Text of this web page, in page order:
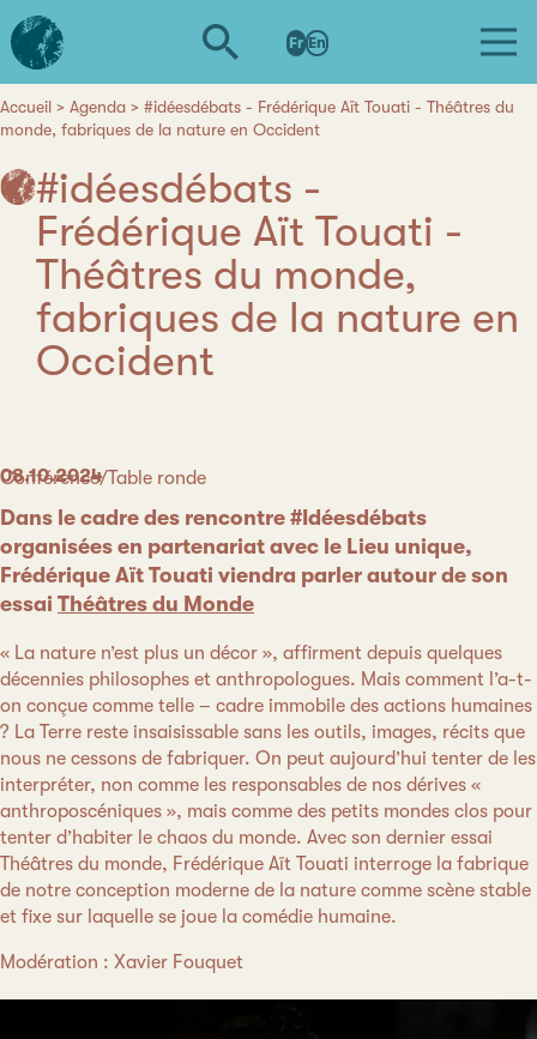
Aller
au
contenu
L'institut
d'études
avancées
de
Nantes
Fr En
Fil
d'Ariane
Accueil Agenda
#idéesdébats - Frédérique Aït Touati - Théâtres du
monde, fabriques de la nature en Occident
#idéesdébats -
Frédérique Aït Touati -
Théâtres du monde,
fabriques de la nature en
Occident
Date
08.10.2024
Catégorie
Conférence/Table ronde
Dans le cadre des rencontre #Idéesdébats
organisées en partenariat avec le Lieu unique,
Frédérique Aït Touati viendra parler autour de son
essai Théâtres du Monde
« La nature n’est plus un décor », affirment depuis quelques
décennies philosophes et anthropologues. Mais comment l’a-t-
on conçue comme telle – cadre immobile des actions humaines
? La Terre reste insaisissable sans les outils, images, récits que
nous ne cessons de fabriquer. On peut aujourd’hui tenter de les
interpréter, non comme les responsables de nos dérives «
anthroposcéniques », mais comme des petits mondes clos pour
tenter d’habiter le chaos du monde. Avec son dernier essai
Théâtres du monde, Frédérique Aït Touati interroge la fabrique
de notre conception moderne de la nature comme scène stable
et fixe sur laquelle se joue la comédie humaine.
Modération : Xavier Fouquet